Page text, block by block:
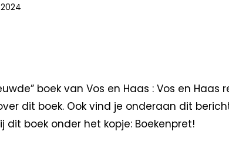
boek van Vos en Haas : Vos en Haas
dit boek. Ook vind je onderaan dit
dit boek onder het kopje: Boekenpret!